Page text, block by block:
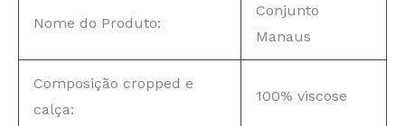
Nome do Produto:
Conjunto
Manaus
Composição cropped e
calça:
100% viscose